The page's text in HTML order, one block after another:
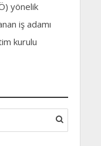
yönelik
iş adamı
kurulu